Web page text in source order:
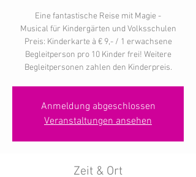
Eine fantastische Reise mit Magie -
Musical für Kindergärten und Volksschulen
Preis: Kinderkarte à € 9,- / 1 erwachsene
Begleitperson pro 10 Kinder frei! Weitere
Begleitpersonen zahlen den Kinderpreis.
Anmeldung abgeschlossen
Veranstaltungen ansehen
Zeit & Ort